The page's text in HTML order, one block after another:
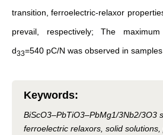
transition, ferroelectric-relaxor
prevail, respectively; The
d33=540 pC/N was observed in
Keywords:
BiScO3–PbTiO3–PbMg1/3Nb2/3O3
ferroelectric relaxors, solid solutions,